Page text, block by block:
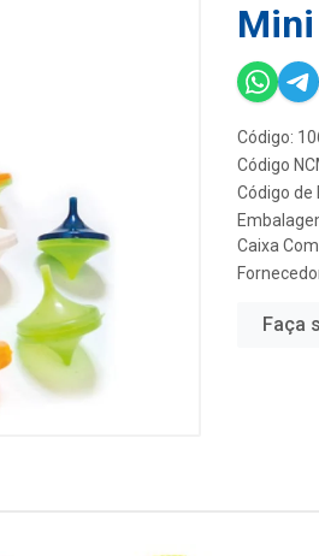
Código:
Código
Código de
Caixa
Faça